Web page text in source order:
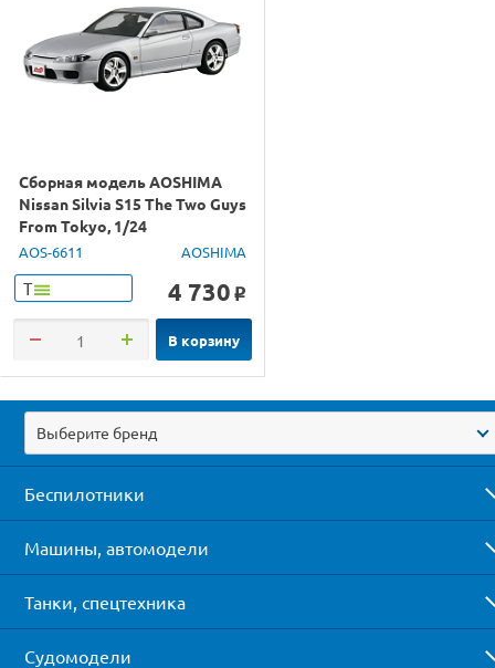
Сборная модель AOSHIMA
Nissan Silvia S15 The Two Guys
From Tokyo, 1/24
AOS-6611 AOSHIMA
Т 4 730 o
В корзину
Выберите бренд
Беспилотники
Машины, автомодели
Танки, спецтехника
Судомодели